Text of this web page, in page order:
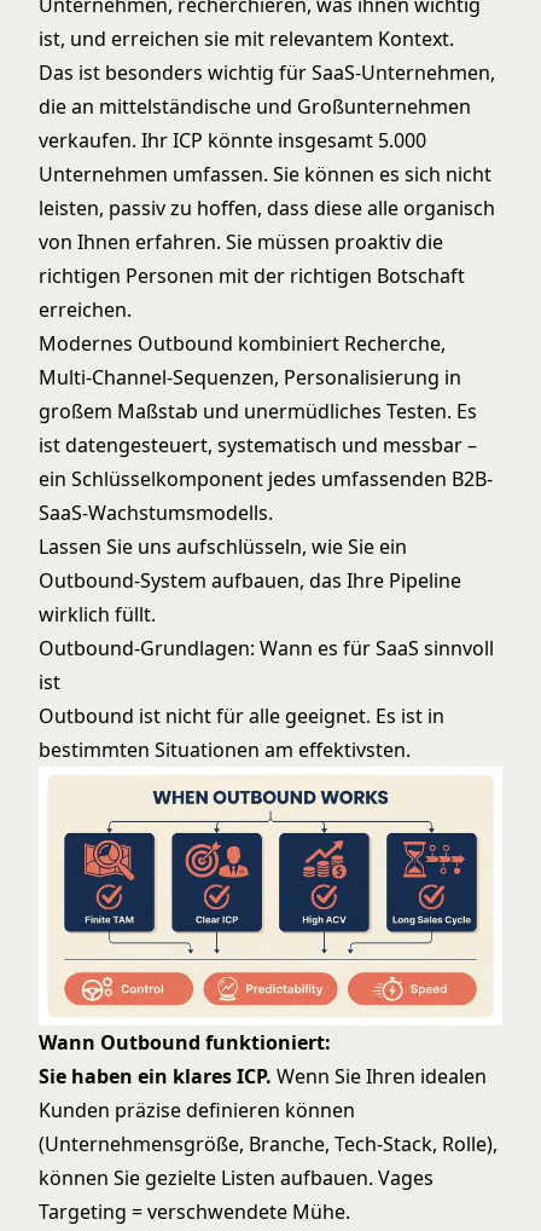
ist, und erreichen sie mit relevantem Kontext.
Das ist besonders wichtig für SaaS-Unternehmen,
die an mittelständische und Großunternehmen
verkaufen. Ihr ICP könnte insgesamt 5.000
Unternehmen umfassen. Sie können es sich nicht
leisten, passiv zu hoffen, dass diese alle organisch
von Ihnen erfahren. Sie müssen proaktiv die
richtigen Personen mit der richtigen Botschaft
erreichen.
Modernes Outbound kombiniert Recherche,
Multi-Channel-Sequenzen, Personalisierung in
großem Maßstab und unermüdliches Testen. Es
ist datengesteuert, systematisch und messbar –
ein Schlüsselkomponent jedes umfassenden B2B-
SaaS-Wachstumsmodells.
Lassen Sie uns aufschlüsseln, wie Sie ein
Outbound-System aufbauen, das Ihre Pipeline
wirklich füllt.
Outbound-Grundlagen: Wann es für SaaS sinnvoll
ist
Outbound ist nicht für alle geeignet. Es ist in
bestimmten Situationen am effektivsten.
Wann Outbound funktioniert:
Sie haben ein klares ICP. Wenn Sie Ihren idealen
Kunden präzise definieren können
(Unternehmensgröße, Branche, Tech-Stack, Rolle),
können Sie gezielte Listen aufbauen. Vages
Targeting = verschwendete Mühe.